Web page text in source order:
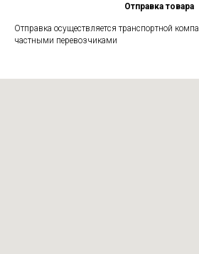
Отправка товара
Отправка осуществляется транспортной
частными перевозчиками